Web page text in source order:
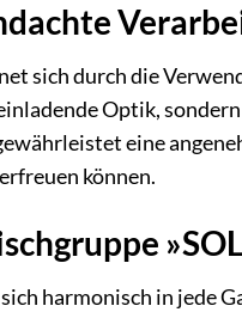
sich durch die
Optik,
eine
können.
harmonisch in jede